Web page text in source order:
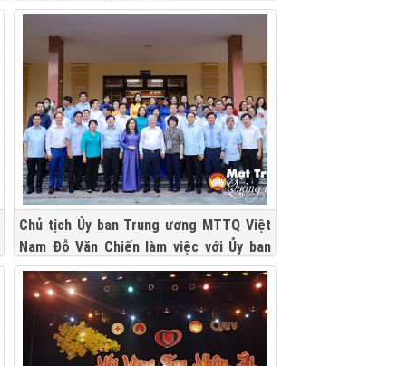
Chủ tịch Ủy ban Trung ương MTTQ Việt
Nam Đỗ Văn Chiến làm việc với Ủy ban
MTTQ Việt Nam tỉnh